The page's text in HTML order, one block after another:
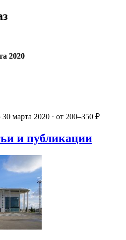
2020
марта 2020 · от 200–350 ₽
и публикации